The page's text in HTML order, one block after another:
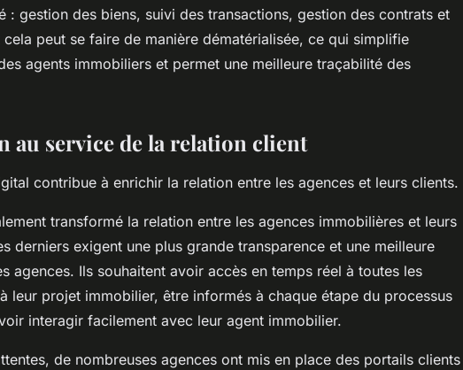
: gestion des biens, suivi des transactions, gestion des contrats et
peut se faire de manière dématérialisée, ce qui simplifie
agents immobiliers et permet une meilleure traçabilité des
au service de la relation client
contribue à enrichir la relation entre les agences et leurs clients.
transformé la relation entre les agences immobilières et leurs
derniers exigent une plus grande transparence et une meilleure
agences. Ils souhaitent avoir accès en temps réel à toutes les
leur projet immobilier, être informés à chaque étape du processus
interagir facilement avec leur agent immobilier.
de nombreuses agences ont mis en place des portails clients